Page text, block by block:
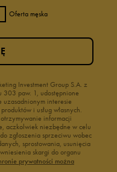
Oferta męska
Investment Group S.A. z
paw. 1, udostępnione
interesie
i usług własnych.
informacji
aczkolwiek niezbędne w celu
zgłoszenia sprzeciwu wobec
sprostowania, usunięcia
skargi do organu
prywatności można